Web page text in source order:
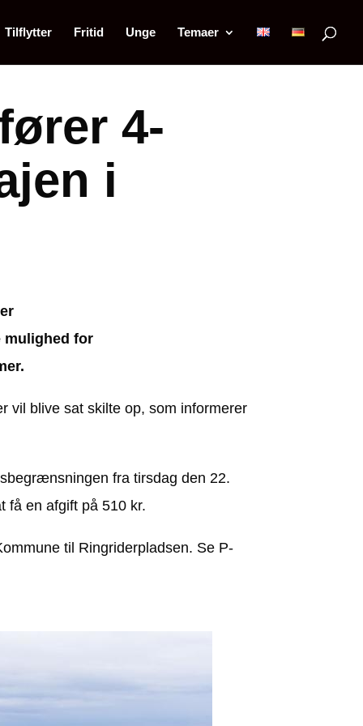
Tilflytter Fritid Unge Temaer
4-
i
mulighed for
vil blive sat skilte op, som informerer
fra tirsdag den 22.
få en afgift på 510 kr.
til Ringriderpladsen. Se P-